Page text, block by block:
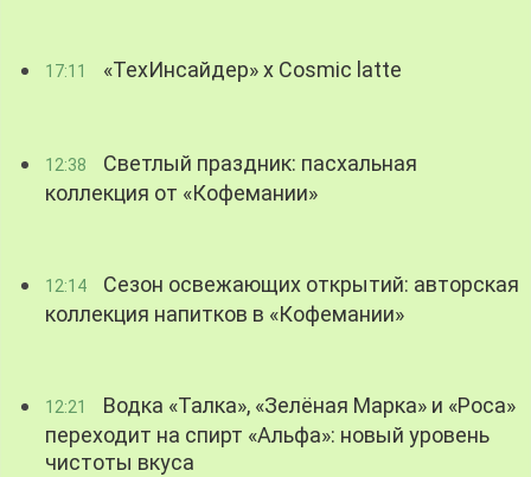
17:11 «ТехИнсайдер» х Cosmic latte
12:38
Светлый праздник: пасхальная
коллекция от «Кофемании»
12:14
Сезон освежающих открытий: авторская
коллекция напитков в «Кофемании»
12:21
Водка «Талка», «Зелёная Марка» и «Роса»
переходит на спирт «Альфа»: новый уровень
чистоты вкуса